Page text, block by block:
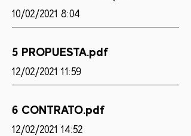
10/02/2021 8:04
5 PROPUESTA.pdf
12/02/2021 11:59
6 CONTRATO.pdf
12/02/2021 14:52